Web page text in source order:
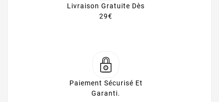
Livraison Gratuite Dès
29€
Paiement Sécurisé Et
Garanti.